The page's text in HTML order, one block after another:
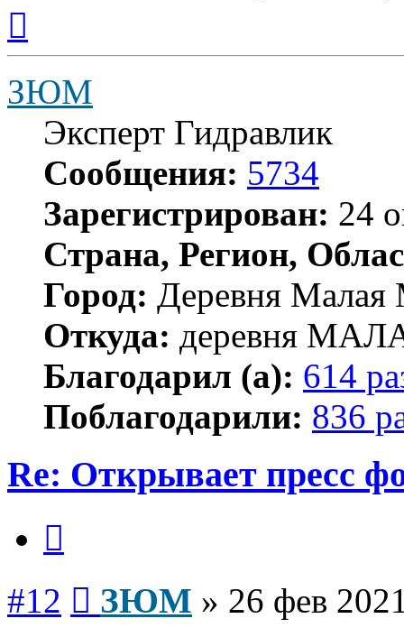
началу
ЗЮМ
Эксперт Гидравлик
Сообщения: 5734
Зарегистрирован: 24
Страна, Регион,
Город: Деревня Малая
Откуда: деревня
Благодарил (а): 614
Поблагодарили: 836
Re: Открывает пресс
#12 ЗЮМ » 26 фев